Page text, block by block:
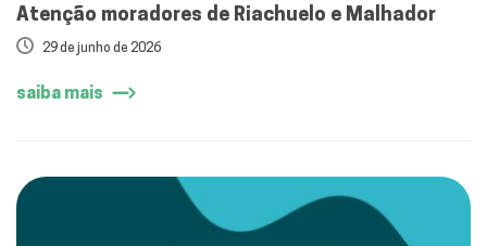
Atenção moradores de Riachuelo e Malhador
29 de junho de 2026
saiba mais